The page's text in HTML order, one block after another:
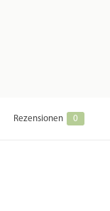
Rezensionen 0